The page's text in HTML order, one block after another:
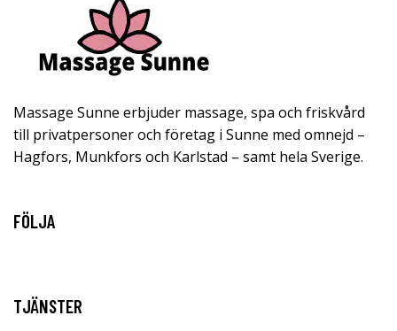
Massage Sunne erbjuder massage, spa och friskvård
till privatpersoner och företag i Sunne med omnejd –
Hagfors, Munkfors och Karlstad – samt hela Sverige.
FÖLJA
TJÄNSTER